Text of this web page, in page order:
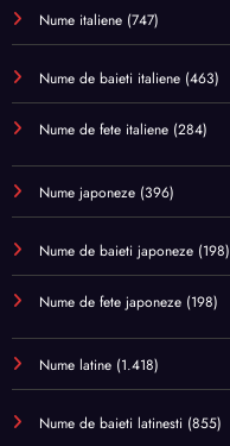
Nume italiene (747)
Nume de baieti italiene (463)
Nume de fete italiene (284)
Nume japoneze (396)
Nume de baieti japoneze (198)
Nume de fete japoneze (198)
Nume latine (1.418)
Nume de baieti latinesti (855)